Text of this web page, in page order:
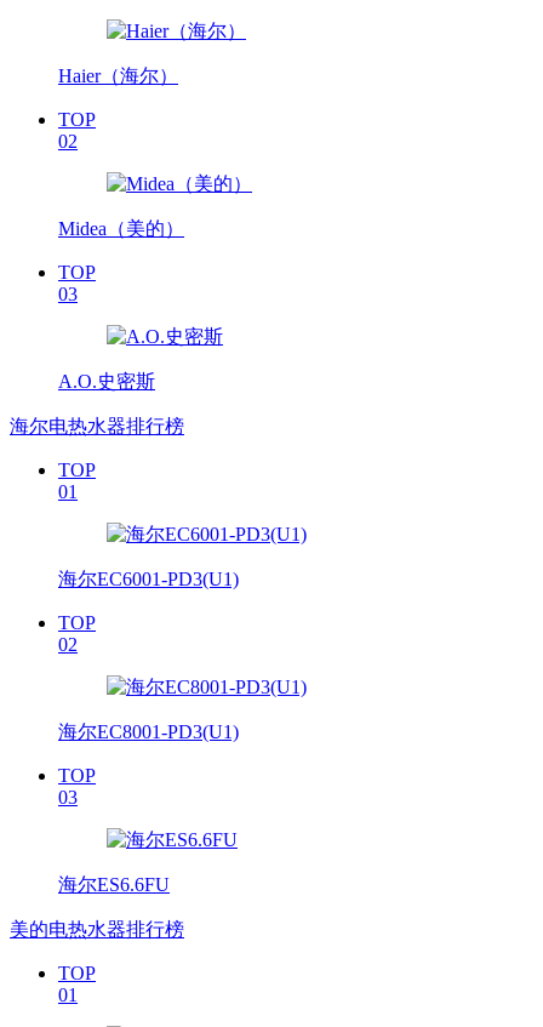
Haier（海尔）
TOP
02
Midea（美的）
TOP
03
A.O.史密斯
海尔电热水器排行榜
TOP
01
海尔EC6001-PD3(U1)
TOP
02
海尔EC8001-PD3(U1)
TOP
03
海尔ES6.6FU
美的电热水器排行榜
TOP
01